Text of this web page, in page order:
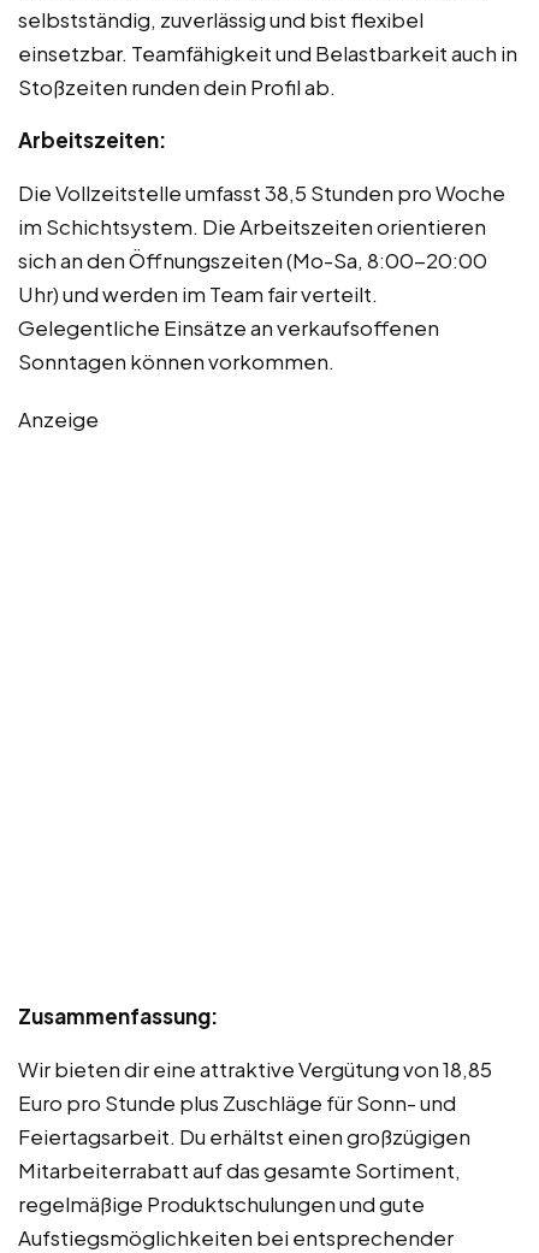
selbstständig, zuverlässig und bist flexibel
einsetzbar. Teamfähigkeit und Belastbarkeit auch in
Stoßzeiten runden dein Profil ab.
Arbeitszeiten:
Die Vollzeitstelle umfasst 38,5 Stunden pro Woche
im Schichtsystem. Die Arbeitszeiten orientieren
sich an den Öffnungszeiten (Mo-Sa, 8:00-20:00
Uhr) und werden im Team fair verteilt.
Gelegentliche Einsätze an verkaufsoffenen
Sonntagen können vorkommen.
Anzeige
Zusammenfassung:
Wir bieten dir eine attraktive Vergütung von 18,85
Euro pro Stunde plus Zuschläge für Sonn- und
Feiertagsarbeit. Du erhältst einen großzügigen
Mitarbeiterrabatt auf das gesamte Sortiment,
regelmäßige Produktschulungen und gute
Aufstiegsmöglichkeiten bei entsprechender